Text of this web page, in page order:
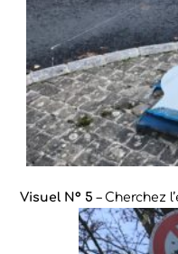
Visuel N° 5 – Cherchez